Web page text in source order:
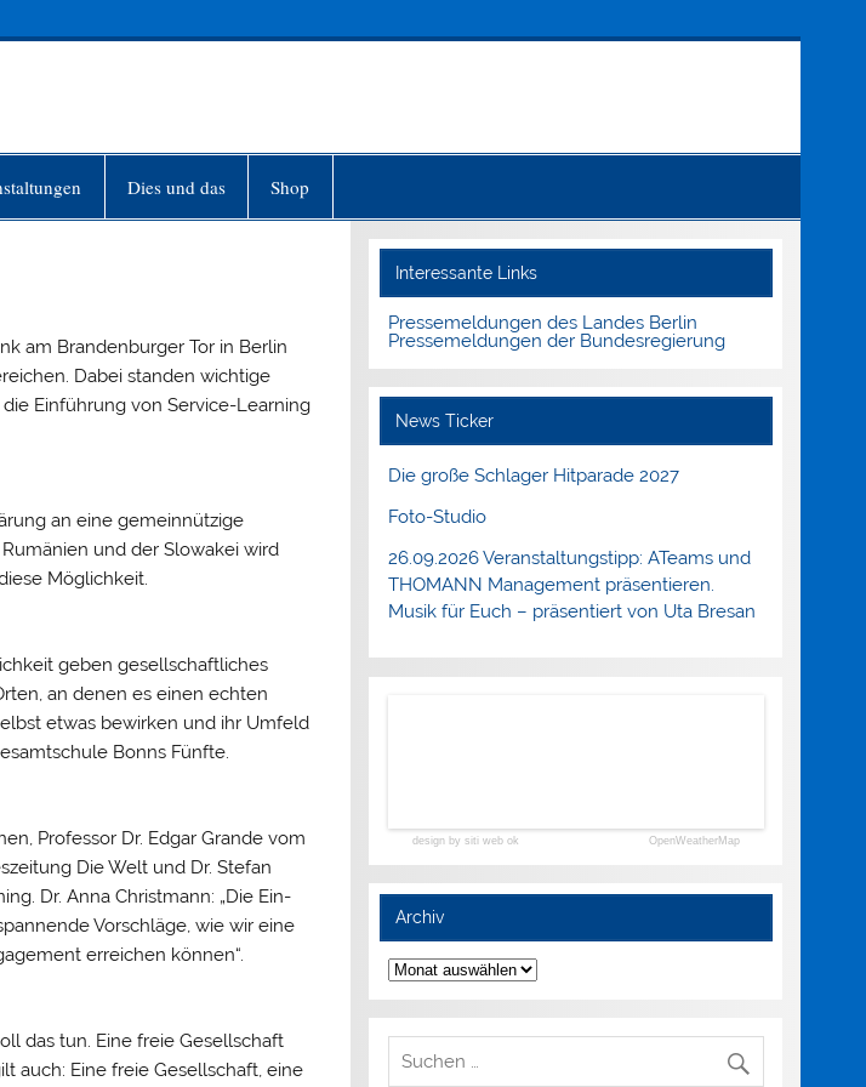
Dies und das Shop
am Brandenburger Tor in Berlin
Dabei standen wichtige
Einführung von Service-Learning
an eine gemeinnützige
und der Slowakei wird
Möglichkeit.
geben gesellschaftliches
an denen es einen echten
etwas bewirken und ihr Umfeld
Bonns Fünfte.
Professor Dr. Edgar Grande vom
Die Welt und Dr. Stefan
Dr. Anna Christmann: „Die Ein-
Vorschläge, wie wir eine
erreichen können“.
das tun. Eine freie Gesellschaft
auch: Eine freie Gesellschaft, eine
Interessante Links
Pressemeldungen des Landes Berlin
Pressemeldungen der Bundesregierung
News Ticker
Die große Schlager Hitparade 2027
Foto-Studio
26.09.2026 Veranstaltungstipp: ATeams und
THOMANN Management präsentieren.
Musik für Euch – präsentiert von Uta Bresan
design by siti web ok OpenWeatherMap
Archiv
Archiv